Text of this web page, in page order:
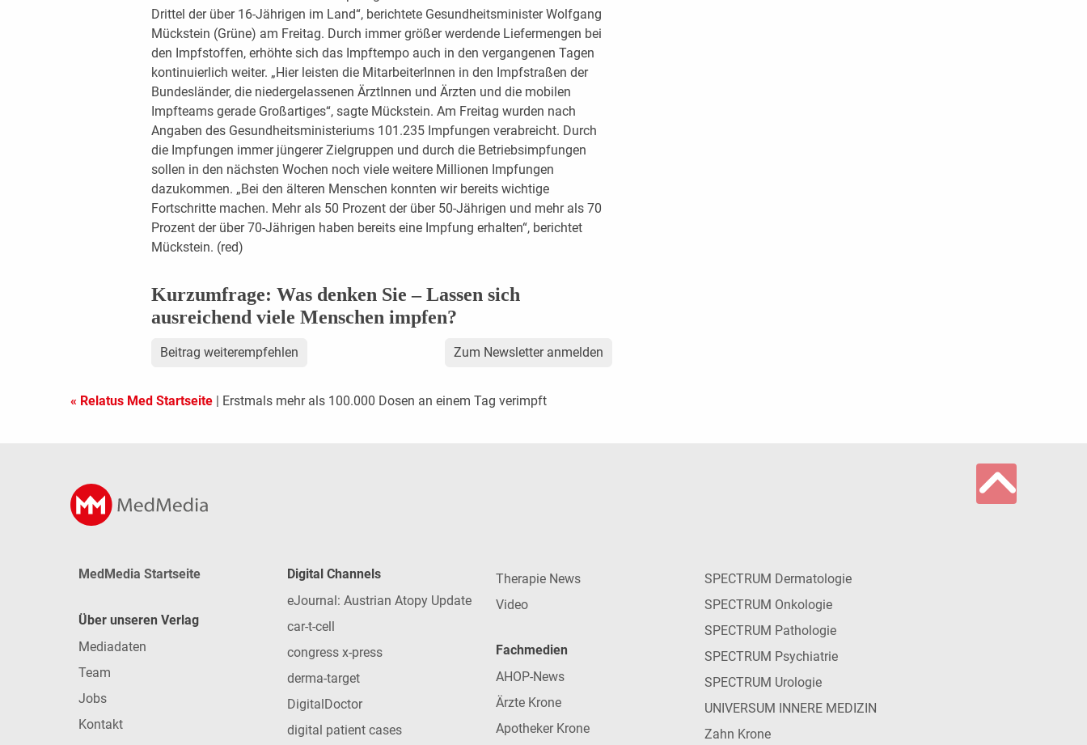
Drittel der über 16-Jährigen im Land“, berichtete Gesundheitsminister Wolfgang
Mückstein (Grüne) am Freitag. Durch immer größer werdende Liefermengen bei
den Impfstoffen, erhöhte sich das Impftempo auch in den vergangenen Tagen
kontinuierlich weiter. „Hier leisten die MitarbeiterInnen in den Impfstraßen der
Bundesländer, die niedergelassenen ÄrztInnen und Ärzten und die mobilen
Impfteams gerade Großartiges“, sagte Mückstein. Am Freitag wurden nach
Angaben des Gesundheitsministeriums 101.235 Impfungen verabreicht. Durch
die Impfungen immer jüngerer Zielgruppen und durch die Betriebsimpfungen
sollen in den nächsten Wochen noch viele weitere Millionen Impfungen
dazukommen. „Bei den älteren Menschen konnten wir bereits wichtige
Fortschritte machen. Mehr als 50 Prozent der über 50-Jährigen und mehr als 70
Prozent der über 70-Jährigen haben bereits eine Impfung erhalten“, berichtet
Mückstein. (red)
Kurzumfrage: Was denken Sie – Lassen sich
ausreichend viele Menschen impfen?
Beitrag weiterempfehlen Zum Newsletter anmelden
« Relatus Med Startseite | Erstmals mehr als 100.000 Dosen an einem Tag verimpft
MedMedia Startseite
Über unseren Verlag
Mediadaten
Team
Jobs
Kontakt
Digital Channels
eJournal: Austrian Atopy Update
car-t-cell
congress x-press
derma-target
DigitalDoctor
digital patient cases
Therapie News
Video
Fachmedien
AHOP-News
Ärzte Krone
Apotheker Krone
SPECTRUM Dermatologie
SPECTRUM Onkologie
SPECTRUM Pathologie
SPECTRUM Psychiatrie
SPECTRUM Urologie
UNIVERSUM INNERE MEDIZIN
Zahn Krone